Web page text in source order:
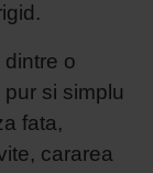
o
si simplu
fata,
cararea